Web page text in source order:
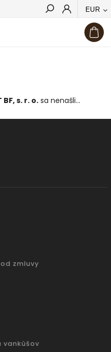
EUR
Hľadať
BF, s. r. o.sa nenašli...
zmluvy
vankúšov